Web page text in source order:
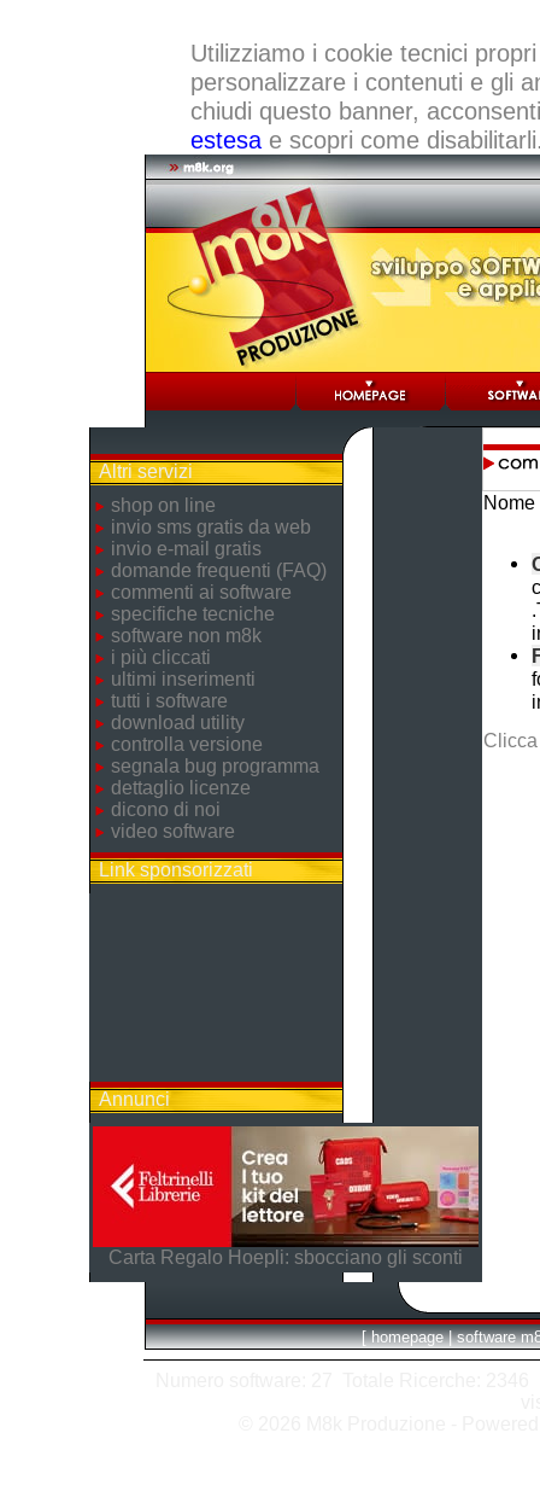
Utilizziamo i cookie tecnici
personalizzare i contenuti e gli
chiudi questo banner,
estesae scopri come
Altri servizi
shop on line
invio sms gratis da web
invio e-mail gratis
domande frequenti (FAQ)
commenti ai software
specifiche tecniche
software non m8k
i più cliccati
ultimi inserimenti
tutti i software
download utility
controlla versione
segnala bug programma
dettaglio licenze
dicono di noi
video software
Link sponsorizzati
Annunci
Carta Regalo Hoepli: sbocciano gli sconti
[ homepage | software